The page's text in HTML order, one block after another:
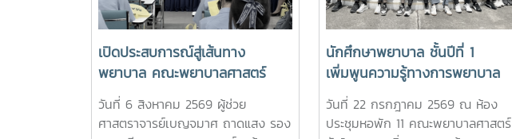
เปิดประสบการณ์สู่เส้นทาง
พยาบาล คณะพยาบาลศาสตร์
ต้อนรับนักเรียนโรงเรียนตาก
พิทยาคมร่วมกิจกรรม "Future
วันที่ 6 สิงหาคม 2569 ผู้ช่วย
ศาสตราจารย์เบญจมาศ ถาดแสง รอง
นักศึกษาพยาบาล ชั้นปีที่ 1
เพิ่มพูนความรู้ทางการพยาบาล
เสริมสร้างอัตลักษณ์และความภาค
ภูมิใจในสถาบัน ภายใต้รายวิชา แม่
วันที่ 22 กรกฎาคม 2569 ณ ห้อง
ประชุมหอพัก 11 คณะพยาบาลศาสตร์